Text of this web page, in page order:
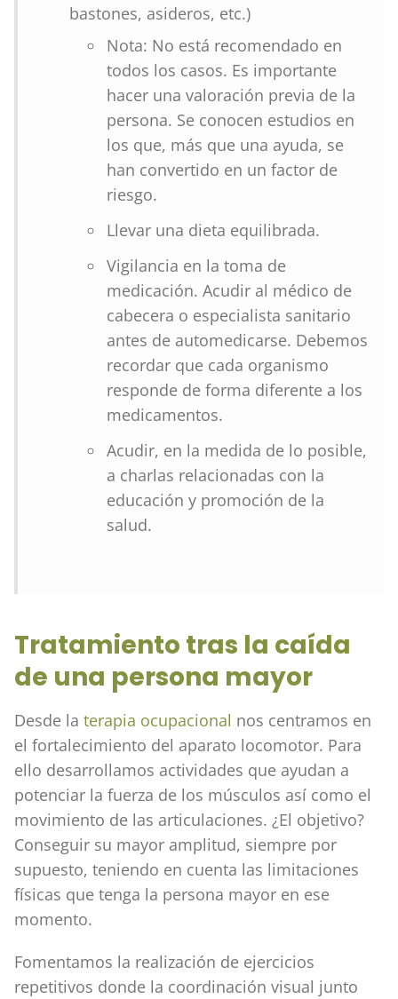
bastones, asideros, etc.)
Nota: No está recomendado en
todos los casos. Es importante
hacer una valoración previa de la
persona. Se conocen estudios en
los que, más que una ayuda, se
han convertido en un factor de
riesgo.
Llevar una dieta equilibrada.
Vigilancia en la toma de
medicación. Acudir al médico de
cabecera o especialista sanitario
antes de automedicarse. Debemos
recordar que cada organismo
responde de forma diferente a los
medicamentos.
Acudir, en la medida de lo posible,
a charlas relacionadas con la
educación y promoción de la
salud.
Tratamiento tras la caída
de una persona mayor
Desde la terapia ocupacional nos centramos en
el fortalecimiento del aparato locomotor. Para
ello desarrollamos actividades que ayudan a
potenciar la fuerza de los músculos así como el
movimiento de las articulaciones. ¿El objetivo?
Conseguir su mayor amplitud, siempre por
supuesto, teniendo en cuenta las limitaciones
físicas que tenga la persona mayor en ese
momento.
Fomentamos la realización de ejercicios
repetitivos donde la coordinación visual junto